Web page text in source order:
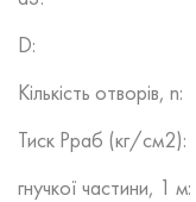
D:
Кількість отворів, n:
Тиск Рраб (кг/см2):
гнучкої частини, 1 м: